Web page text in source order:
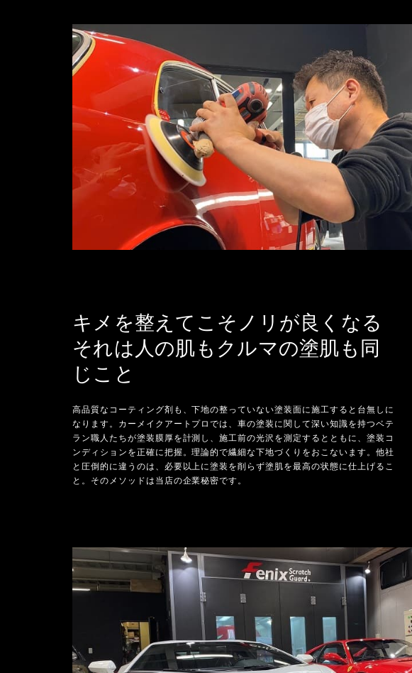
キメを整えてこそノリが良くなる
それは人の肌もクルマの塗肌も同
じこと
高品質なコーティング剤も、下地の整っていない塗装面に施工すると台無しに
なります。カーメイクアートプロでは、車の塗装に関して深い知識を持つベテ
ラン職人たちが塗装膜厚を計測し、施工前の光沢を測定するとともに、塗装コ
ンディションを正確に把握。理論的で繊細な下地づくりをおこないます。他社
と圧倒的に違うのは、必要以上に塗装を削らず塗肌を最高の状態に仕上げるこ
と。そのメソッドは当店の企業秘密です。